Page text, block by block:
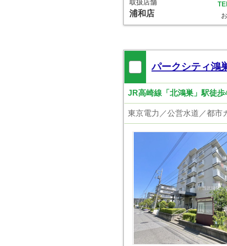
取扱店舗
浦和店
パークシティ鴻
JR高崎線「北鴻巣」駅徒